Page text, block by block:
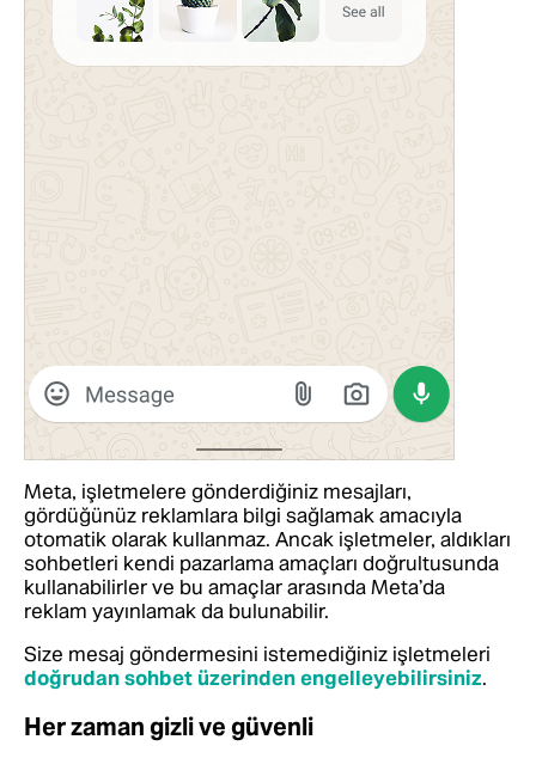
Meta, işletmelere gönderdiğiniz mesajları,
gördüğünüz reklamlara bilgi sağlamak amacıyla
otomatik olarak kullanmaz. Ancak işletmeler, aldıkları
sohbetleri kendi pazarlama amaçları doğrultusunda
kullanabilirler ve bu amaçlar arasında Meta’da
reklam yayınlamak da bulunabilir.
Size mesaj göndermesini istemediğiniz işletmeleri
doğrudan sohbet üzerinden engelleyebilirsiniz.
Her zaman gizli ve güvenli